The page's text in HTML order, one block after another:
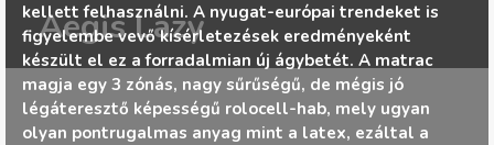
sár
ür
es.
e
Aegis Lazy
kellett felhasználni. A nyugat-európai trendeket is
figyelembe vevő kísérletezések eredményeként
készült el ez a forradalmian új ágybetét. A matrac
magja egy 3 zónás, nagy sűrűségű, de mégis jó
légáteresztő képességű rolocell-hab, mely ugyan
olyan pontrugalmas anyag mint a latex, ezáltal a